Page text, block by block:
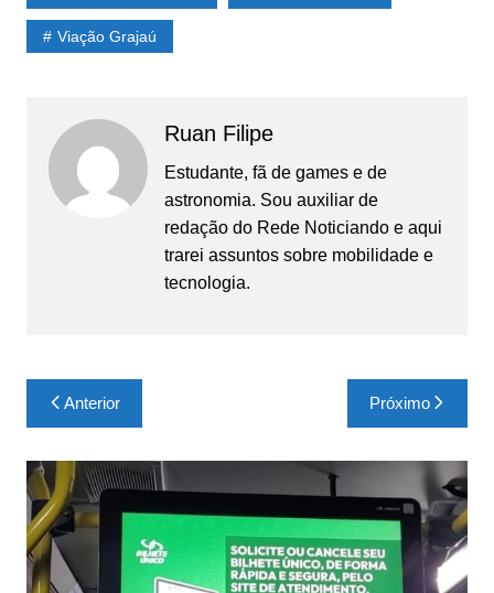
Viação Grajaú
Ruan Filipe
Estudante, fã de games e de
astronomia. Sou auxiliar de
redação do Rede Noticiando e aqui
trarei assuntos sobre mobilidade e
tecnologia.
Navegação
de
Post
Anterior Próximo